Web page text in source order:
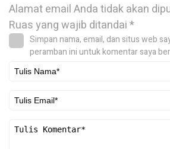
Alamat email Anda tidak akan
Ruas yang wajib ditandai*
Simpan nama, email, dan situs web
peramban ini untuk komentar saya